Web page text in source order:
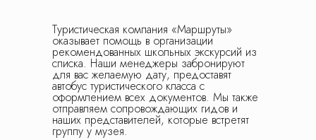
Туристическая компания «Маршруты»
оказывает помощь в организации
рекомендованных школьных экскурсий из
списка. Наши менеджеры забронируют
для вас желаемую дату, предоставят
автобус туристического класса с
оформлением всех документов. Мы также
отправляем сопровождающих гидов и
наших представителей, которые встретят
группу у музея.